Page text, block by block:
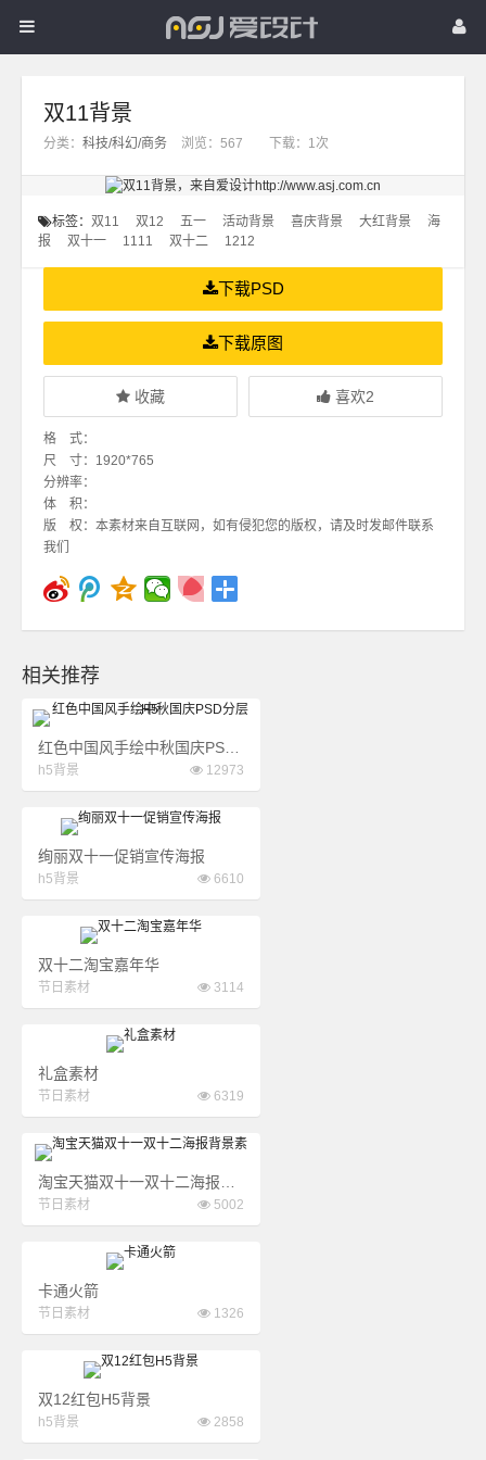
爱
爱 首页 灵感
双11背景
分类： 科技/科幻/商务 浏览： 567 下载： 1次
标签： 双11 双12 五一 活动背景 喜庆背景 大红背景
海
报
双十一 1111 双十二 1212
下载PSD
下载原图
收藏 喜欢2
格 式：
尺 寸：1920*765
分辨率：
体 积：
版 权：本素材来自互联网，如有侵犯您的版权，请及时发邮件联系
我们
相关推荐
h5背景 12973
绚丽双十一促销宣传海报
h5背景 6610
双十二淘宝嘉年华
节日素材 3114
礼盒素材
节日素材 6319
节日素材 5002
卡通火箭
节日素材 1326
双12红包H5背景
h5背景 2858